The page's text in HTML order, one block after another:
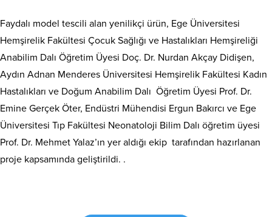
Faydalı model tescili alan yenilikçi ürün, Ege Üniversitesi
Hemşirelik Fakültesi Çocuk Sağlığı ve Hastalıkları Hemşireliği
Anabilim Dalı Öğretim Üyesi Doç. Dr. Nurdan Akçay Didişen,
Aydın Adnan Menderes Üniversitesi Hemşirelik Fakültesi Kadın
Hastalıkları ve Doğum Anabilim Dalı Öğretim Üyesi Prof. Dr.
Emine Gerçek Öter, Endüstri Mühendisi Ergun Bakırcı ve Ege
Üniversitesi Tıp Fakültesi Neonatoloji Bilim Dalı öğretim üyesi
Prof. Dr. Mehmet Yalaz’ın yer aldığı ekip tarafından hazırlanan
proje kapsamında geliştirildi. .